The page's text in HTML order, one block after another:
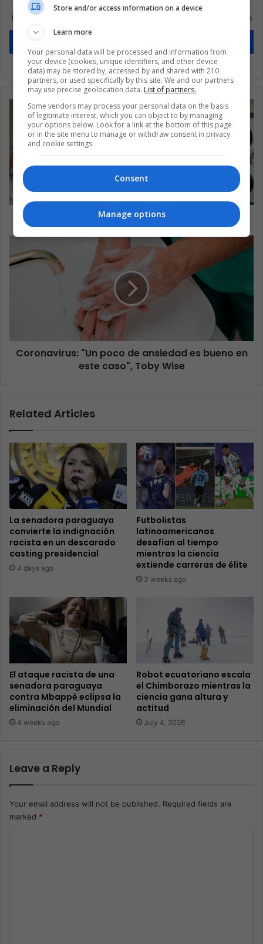
Suscríbete a nuestra lista de correos
Mantente informado sobre lo que está pasando en Latinoamérica
La persistencia del plástico
Coronavirus: "Un poco de ansiedad es bueno en
este caso", Toby Wise
Related Articles
La senadora paraguaya
convierte la indignación
racista en un descarado
casting presidencial
4 days ago
Futbolistas
latinoamericanos
desafían al tiempo
mientras la ciencia
extiende carreras de élite
3 weeks ago
El ataque racista de una
senadora paraguaya
contra Mbappé eclipsa la
eliminación del Mundial
4 weeks ago
Robot ecuatoriano escala
el Chimborazo mientras la
ciencia gana altura y
actitud
July 4, 2026
Leave a Reply
Your email address will not be published. Required fields are
marked *
Store and/or access information on a device
Learn more
Your personal data will be processed and information from
your device (cookies, unique identifiers, and other device
data) may be stored by, accessed by and shared with 210
partners, or used specifically by this site. We and our partners
may use precise geolocation data. List of partners.
Some vendors may process your personal data on the basis
of legitimate interest, which you can object to by managing
your options below. Look for a link at the bottom of this page
or in the site menu to manage or withdraw consent in privacy
and cookie settings.
Consent
Manage options